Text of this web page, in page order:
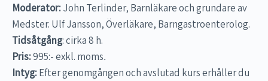
Moderator:John Terlinder, Barnläkare och grundare av
Medster. Ulf Jansson, Överläkare, Barngastroenterolog.
Tidsåtgång: cirka 8 h.
Pris:995:- exkl. moms.
Intyg:Efter genomgången och avslutad kurs erhåller du